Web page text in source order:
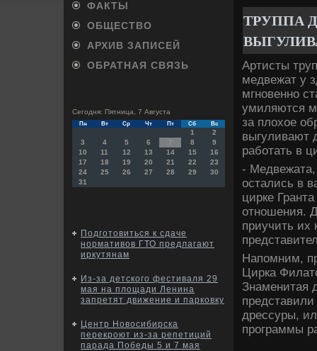
ФАКТЫ
ОБЩЕСТВО
АРХИВ ЗАПИСЕЙ
ОБРАТНАЯ СВЯЗЬ
Сегодня: Пятница, 7 Августа
Пн Вт Ср Чт Пт Сб Вс
1
2
3
4 5 6 7 8
9
10
11 12 13 14 15
16
17
18 19 20 21 22
23
24
25 26 27 28 29
30
31
Подготовиться к сдаче
нормативов ГТО предлагают
иркутянам
Из-за детского фестиваля 29
мая на площади Ленина
запретят движение и парковку
Центр Новосибирска
перекроют из-за репетиций
парада Победы 5 и 7 мая
ТРУППА
Артисты
медвежат у
мгновенно
умиляются
за плοхοе
выгуливают
работать в
- Медвежата,
остались в
цирке
отношения.
приучить их
Напомним,
Цирка
Знаменитая
дрессуры,
программы